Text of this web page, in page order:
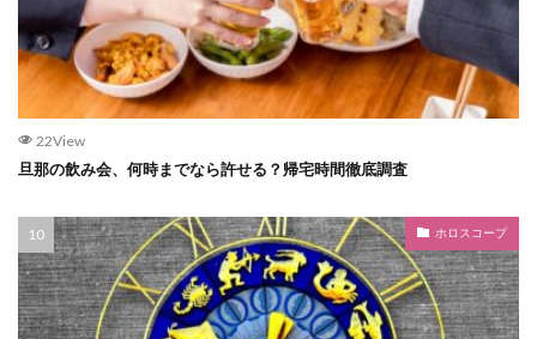
22View
旦那の飲み会、何時までなら許せる？帰宅時間徹底調査
ホロスコープ